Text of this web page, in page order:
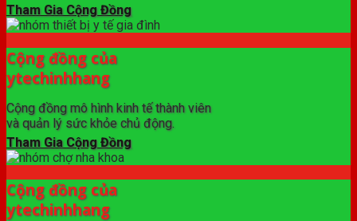
Tham Gia Cộng Đồng
Cộng đồng của
ytechinhhang
Cộng đồng mô hình kinh tế thành viên
và quản lý sức khỏe chủ động.
Tham Gia Cộng Đồng
Cộng đồng của
ytechinhhang